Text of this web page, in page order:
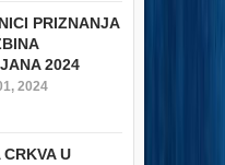
PRIZNANJA
2024
2024
CRKVA U